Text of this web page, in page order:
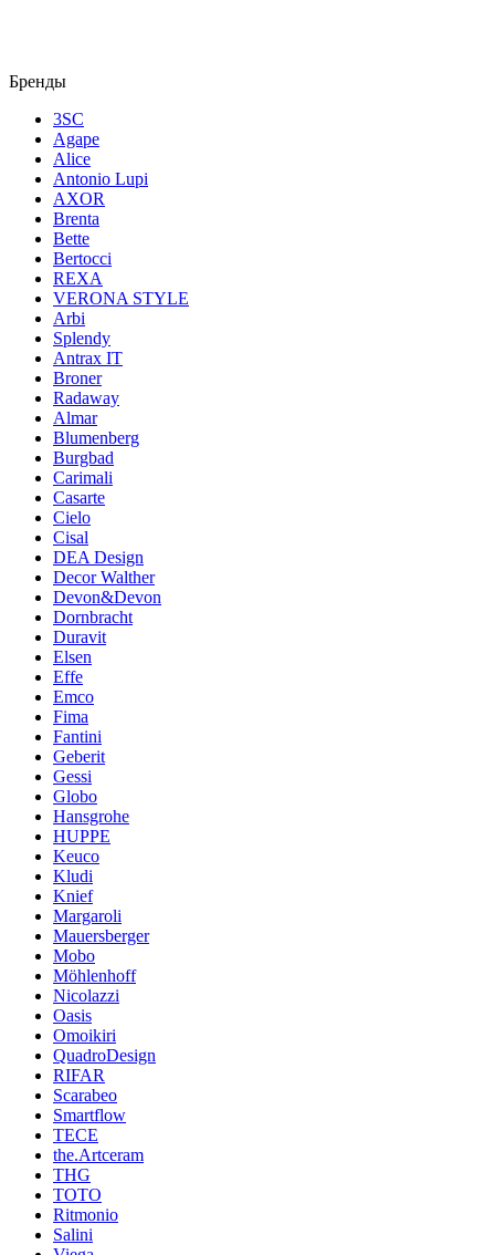
Бренды
3SC
Agape
Alice
Antonio Lupi
AXOR
Brenta
Bette
Bertocci
REXA
VERONA STYLE
Arbi
Splendy
Antrax IT
Broner
Radaway
Almar
Blumenberg
Burgbad
Carimali
Casarte
Cielo
Cisal
DEA Design
Decor Walther
Devon&Devon
Dornbracht
Duravit
Elsen
Effe
Emco
Fima
Fantini
Geberit
Gessi
Globo
Hansgrohe
HUPPE
Keuco
Kludi
Knief
Margaroli
Mauersberger
Mobo
Möhlenhoff
Nicolazzi
Oasis
Omoikiri
QuadroDesign
RIFAR
Scarabeo
Smartflow
TECE
the.Artceram
THG
TOTO
Ritmonio
Salini